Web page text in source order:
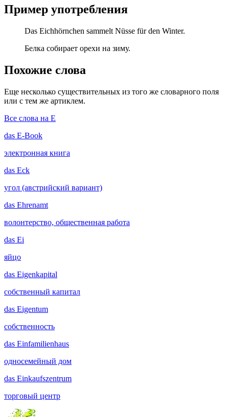
Пример употребления
Das Eichhörnchen sammelt Nüsse für den Winter.
Белка собирает орехи на зиму.
Похожие слова
Еще несколько существительных из того же словарного поля
или с тем же артиклем.
Все слова на E
das E-Book
электронная книга
das Eck
угол (австрийский вариант)
das Ehrenamt
волонтерство, общественная работа
das Ei
яйцо
das Eigenkapital
собственный капитал
das Eigentum
собственность
das Einfamilienhaus
односемейный дом
das Einkaufszentrum
торговый центр